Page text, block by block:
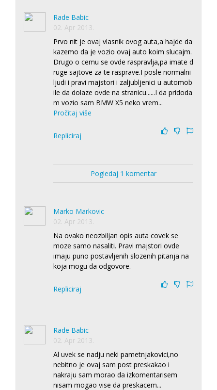
Rade Babic
02. Apr 2013.
Prvo nit je ovaj vlasnik ovog auta,a hajde da
kazemo da je vozio ovaj auto koim slucajm.
Drugo o cemu se ovde raspravlja,pa imate d
ruge sajtove za te rasprave.I posle normalni
ljudi i pravi majstori i zaljubljenici u automob
ile da dolaze ovde na stranicu......I da pridoda
m vozio sam BMW X5 neko vrem...
Pročitaj više
Repliciraj
Pogledaj 1 komentar
Marko Markovic
02. Apr 2013.
Na ovako neozbiljan opis auta covek se
moze samo nasaliti. Pravi majstori ovde
imaju puno postavljenih slozenih pitanja na
koja mogu da odgovore.
Repliciraj
Rade Babic
02. Apr 2013.
Al uvek se nadju neki pametnjakovici,no
nebitno je ovaj sam post preskakao i
nakraju sam morao da izkomentarisem
nisam mogao vise da preskacem...